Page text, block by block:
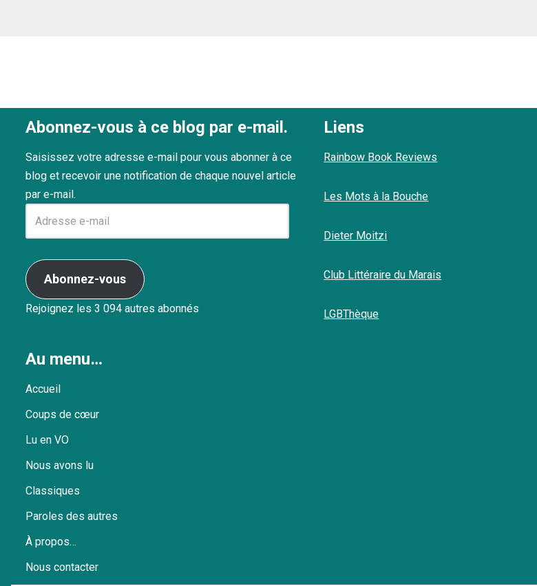
Abonnez-vous à ce blog par e-mail.
Saisissez votre adresse e-mail pour vous abonner à ce
blog et recevoir une notification de chaque nouvel article
par e-mail.
Abonnez-vous
Rejoignez les 3 094 autres abonnés
Au menu…
Accueil
Coups de cœur
Lu en VO
Nous avons lu
Classiques
Paroles des autres
À propos…
Nous contacter
Liens
Rainbow Book Reviews
Les Mots à la Bouche
Dieter Moitzi
Club Littéraire du Marais
LGBThèque